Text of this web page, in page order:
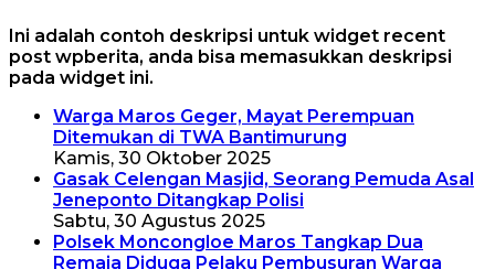
Ini adalah contoh deskripsi untuk widget recent
post wpberita, anda bisa memasukkan deskripsi
pada widget ini.
Warga Maros Geger, Mayat Perempuan
Ditemukan di TWA Bantimurung
Kamis, 30 Oktober 2025
Gasak Celengan Masjid, Seorang Pemuda Asal
Jeneponto Ditangkap Polisi
Sabtu, 30 Agustus 2025
Polsek Moncongloe Maros Tangkap Dua
Remaja Diduga Pelaku Pembusuran Warga